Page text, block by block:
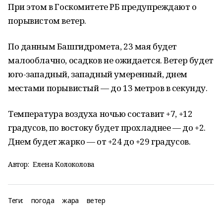
При этом в Госкомитете РБ предупреждают о
порывистом ветер.
По данным Башгидромета, 23 мая будет
малооблачно, осадков не ожидается. Ветер будет
юго-западный, западный умеренный, днем
местами порывистый — до 13 метров в секунду.
Температура воздуха ночью составит +7, +12
градусов, по востоку будет прохладнее — до +2.
Днем будет жарко — от +24 до +29 градусов.
Автор: Елена Колоколова
Теги: погода жара ветер